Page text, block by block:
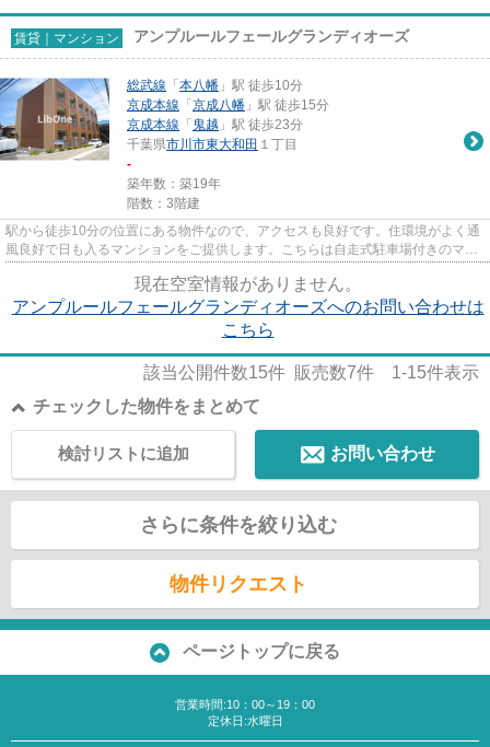
賃貸｜マンション アンプルールフェールグランディオーズ
総武線 「 本八幡 」駅 徒歩10分
京成本線 「 京成八幡 」駅 徒歩15分
京成本線 「 鬼越 」駅 徒歩23分
千葉県市川市東大和田 １丁目
-
築年数：築19年
階数：3階建
駅から徒歩10分の位置にある物件なので、アクセスも良好です。住環境がよく通
風良好で日も入るマンションをご提供します。こちらは自走式駐車場付きのマン
現在空室情報がありません。
アンプルールフェールグランディオーズへのお問い合わせは
こちら
該当公開件数15件 販売数7件 1-15件表示
チェックした物件をまとめて
お問い合わせ
検討リストに追加
さらに条件を絞り込む
物件リクエスト
ページトップに戻る
営業時間:10：00～19：00
定休日:水曜日